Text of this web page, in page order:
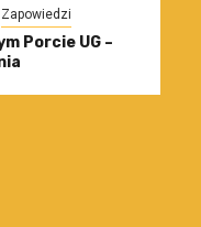
Zapowiedzi
Porcie UG –